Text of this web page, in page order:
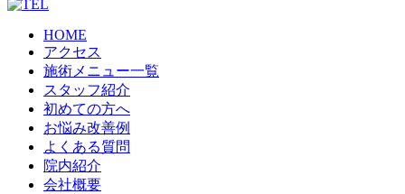
HOME
アクセス
施術メニュー一覧
スタッフ紹介
初めての方へ
お悩み改善例
よくある質問
院内紹介
会社概要